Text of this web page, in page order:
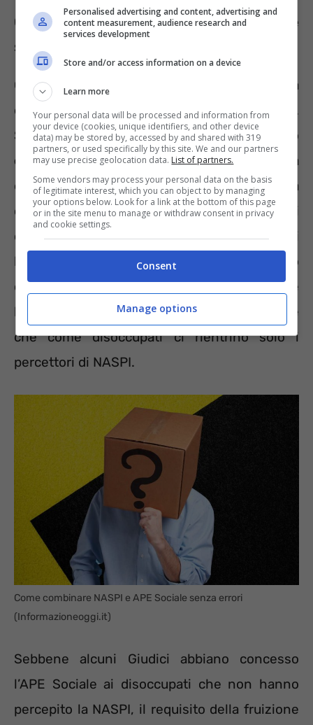
Come combinare NASPI e APE Sociale
senza errori
Chi perde involontariamente il lavoro ha
diritto alla NASPI per un massimo di 24 mesi.
Se finito il periodo di erogazioni si sono
compiuti 63 anni e cinque mesiecco che da
disoccupati si può richiedere l’APE Sociale a
condizione che si siano maturati 30 anni di
contributi. Secondo la normativa, infatti, tra i
beneficiari dell’APE Sociale ci sono proprio
coloro che hanno finito di percepire
l’indennità di disoccupazione. E sembrerebbe
che come disoccupati ci rientrino solo i
percettori di NASPI.
Come combinare NASPI e APE Sociale senza errori
(Informazioneoggi.it)
Sebbene alcuni Giudici abbiano concesso
l’APE Sociale ai disoccupati che non hanno
percepito la NASPI, il requisito della fruizione
Personalised advertising and content, advertising and
content measurement, audience research and
services development
Store and/or access information on a device
Learn more
Your personal data will be processed and information from
your device (cookies, unique identifiers, and other device
data) may be stored by, accessed by and shared with 319
partners, or used specifically by this site. We and our partners
may use precise geolocation data. List of partners.
Some vendors may process your personal data on the basis
of legitimate interest, which you can object to by managing
your options below. Look for a link at the bottom of this page
or in the site menu to manage or withdraw consent in privacy
and cookie settings.
Consent
Manage options